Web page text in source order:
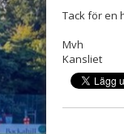
Tack för en
Mvh
Kansliet